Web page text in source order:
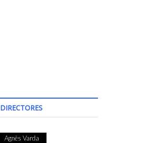
DIRECTORES
Agnès Varda